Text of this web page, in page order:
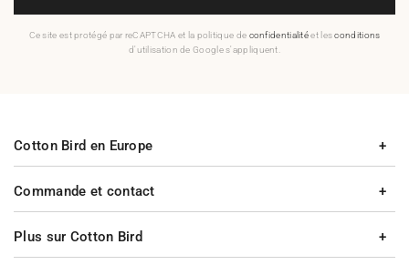
Ce site est protégé par reCAPTCHA et la politique de confidentialitéet lesconditions
d'utilisation de Google s'appliquent.
Commande et contact
Plus sur Cotton Bird
Cotton Bird en Europe